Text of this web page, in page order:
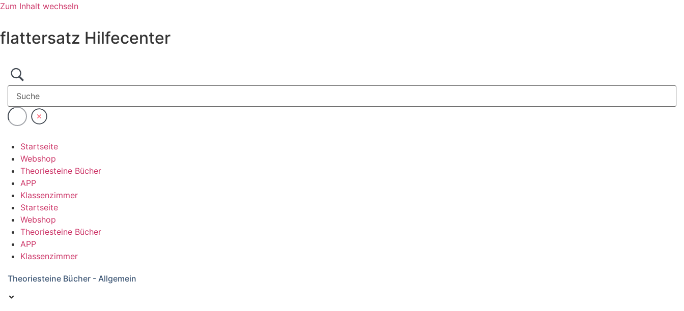
Zum Inhalt wechseln
flattersatz Hilfecenter
Startseite
Webshop
Theoriesteine Bücher
APP
Klassenzimmer
Startseite
Webshop
Theoriesteine Bücher
APP
Klassenzimmer
Theoriesteine Bücher - Allgemein